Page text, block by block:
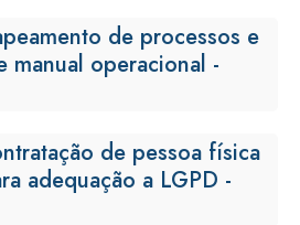
de processos e
manual operacional -
de pessoa física
adequação a LGPD -